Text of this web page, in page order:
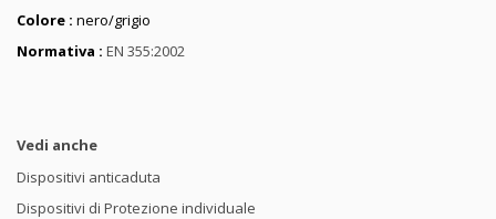
Colore : nero/grigio
Normativa : EN 355:2002
Vedi anche
Dispositivi anticaduta
Dispositivi di Protezione individuale